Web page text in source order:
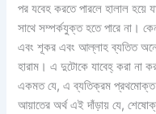
পর যবেহ করতে পারলে হালাল
সাথে সম্পর্কযুক্ত হতে পারে না।
এবং শূকর এবং আল্লাহ ব্যতিত
হারাম। এ দুটোকে যাবেহ্ করা না
একমত যে, এ ব্যতিক্রম প্রথমোক্ত
আয়াতের অর্থ এই দাঁড়ায় যে,